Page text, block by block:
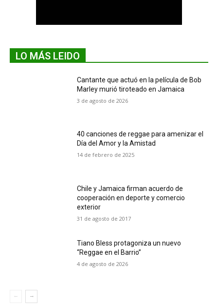
LO MÁS LEIDO
Cantante que actuó en la película de Bob
Marley murió tiroteado en Jamaica
3 de agosto de 2026
40 canciones de reggae para amenizar el
Día del Amor y la Amistad
14 de febrero de 2025
Chile y Jamaica firman acuerdo de
cooperación en deporte y comercio
exterior
31 de agosto de 2017
Tiano Bless protagoniza un nuevo
“Reggae en el Barrio”
4 de agosto de 2026